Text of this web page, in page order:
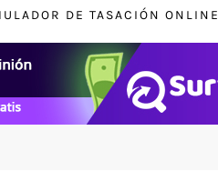
DE TASACIÓN ONLINE